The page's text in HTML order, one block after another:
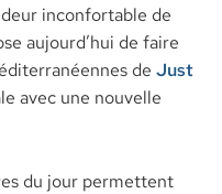
inconfortable de
aujourd’hui de faire
deJust
avec une nouvelle
du jour permettent